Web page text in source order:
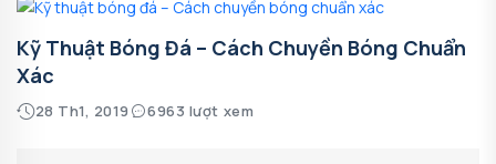
Kỹ Thuật Bóng Đá – Cách Chuyền Bóng Chuẩn
Xác
28 Th1, 2019 6963 lượt xem